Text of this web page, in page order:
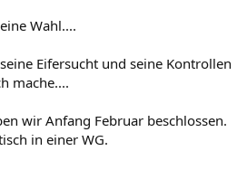
Wahl....
Eifersucht und seine Kontrollen
mache....
wir Anfang Februar beschlossen.
in einer WG.